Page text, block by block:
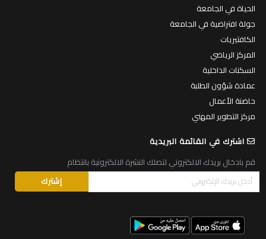
الحياة في الجامعة
جولة افتراضية في الجامعة
الكافتيريات
المركز الرياضي
السكنات الداخلية
عمادة شؤون الطلبة
حاضنة الأعمال
مركز التطوير المهني
اشترك في القائمة البريدية
قم بادخال بريدك الالكتروني لتصلك النشرة الالكترونية بانتظام